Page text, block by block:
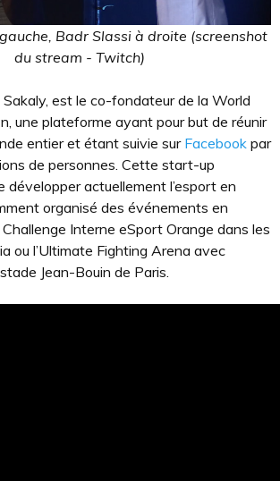
Badr Slassi à droite (screenshot
du stream - Twitch)
est le co-fondateur de la World
une plateforme ayant pour but de réunir
entier et étant suivie sur Facebook par
de personnes. Cette start-up
actuellement l’esport en
organisé des événements en
Challenge Interne eSport Orange dans les
ou l’Ultimate Fighting Arena avec
Jean-Bouin de Paris.